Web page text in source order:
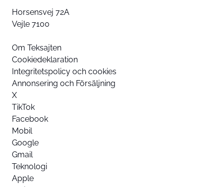
Horsensvej 72A
Vejle 7100
Om Teksajten
Cookiedeklaration
Integritetspolicy och cookies
Annonsering och Försäljning
X
TikTok
Facebook
Mobil
Google
Gmail
Teknologi
Apple